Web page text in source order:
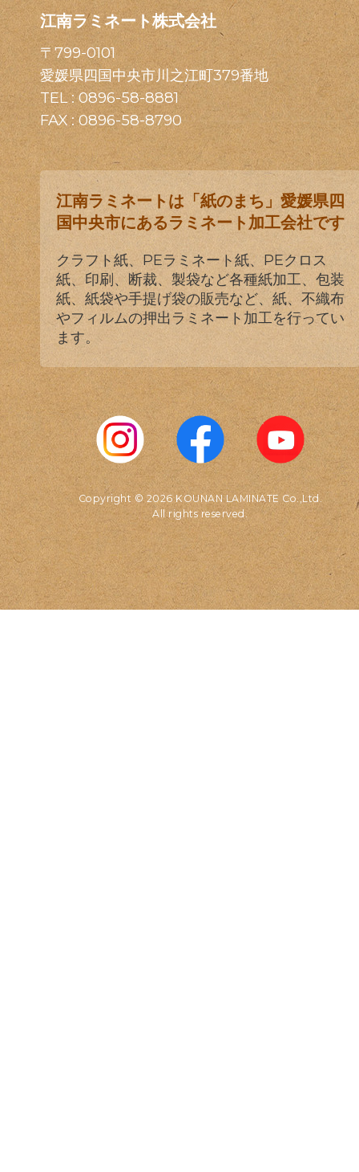
江南ラミネート株式会社
〒799-0101
愛媛県四国中央市川之江町379番地
TEL :0896-58-8881
FAX : 0896-58-8790
江南ラミネートは「紙のまち」愛媛県四
国中央市にあるラミネート加工会社です
クラフト紙、PEラミネート紙、PEクロス
紙、印刷、断裁、製袋など各種紙加工、包装
紙、紙袋や手提げ袋の販売など、紙、不織布
やフィルムの押出ラミネート加工を行ってい
ます。
Copyright © 2026 KOUNAN LAMINATE Co.,Ltd.
All rights reserved.